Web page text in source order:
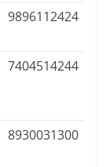
9896112424
7404514244
8930031300